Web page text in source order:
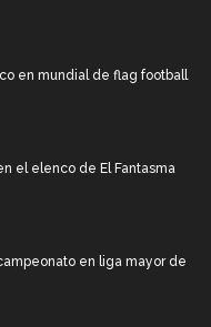
en mundial de flag football
el elenco de El Fantasma
en liga mayor de